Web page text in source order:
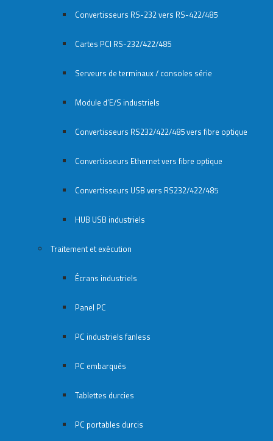
Convertisseurs RS-232 vers RS-422/485
Cartes PCI RS-232/422/485
Serveurs de terminaux / consoles série
Module d’E/S industriels
Convertisseurs RS232/422/485 vers fibre optique
Convertisseurs Ethernet vers fibre optique
Convertisseurs USB vers RS232/422/485
HUB USB industriels
Traitement et exécution
Écrans industriels
Panel PC
PC industriels fanless
PC embarqués
Tablettes durcies
PC portables durcis